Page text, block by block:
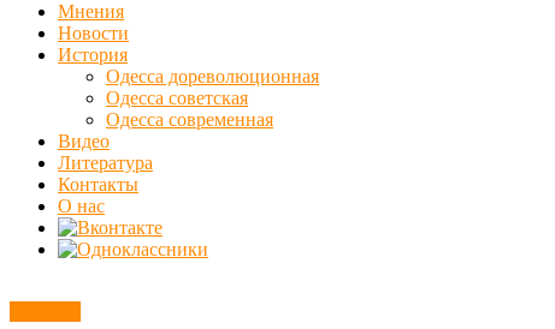
Мнения
Новости
История
Одесса дореволюционная
Одесса советская
Одесса современная
Видео
Литература
Контакты
О нас